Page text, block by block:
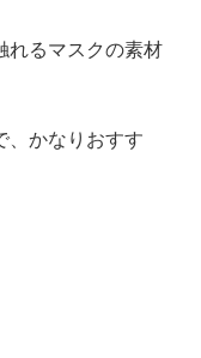
れるマスクの素材
、かなりおすす